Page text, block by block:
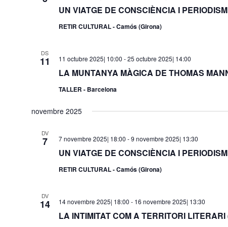
UN VIATGE DE CONSCIÈNCIA I
RETIR CULTURAL - Camós (Girona)
DS
11
LA MUNTANYA MÀGICA DE THOMAS
11 octubre 2025| 10:00 -25 octubre 2025| 14:00
TALLER - Barcelona
novembre 2025
DV
7
UN VIATGE DE CONSCIÈNCIA I
7 novembre 2025| 18:00 -9 novembre 2025| 13:30
RETIR CULTURAL - Camós (Girona)
DV
14
LA INTIMITAT COM A TERRITORI
14 novembre 2025| 18:00 - 16 novembre 2025| 13:30